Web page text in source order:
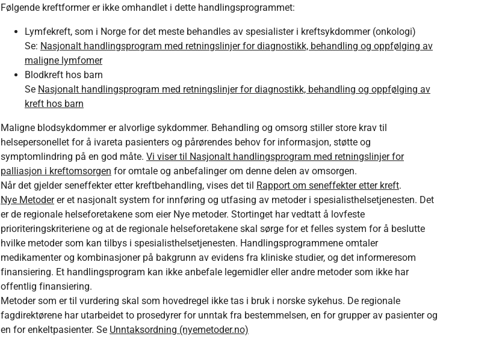
Følgende kreftformer er ikke omhandlet i dette handlingsprogrammet:
Lymfekreft, som i Norge for det meste behandles av spesialister i kreftsykdommer (onkologi)
Se: Nasjonalt handlingsprogram med retningslinjer for diagnostikk, behandling og oppfølging av
maligne lymfomer
Blodkreft hos barn
Se Nasjonalt handlingsprogram med retningslinjer for diagnostikk, behandling og oppfølging av
kreft hos barn
Maligne blodsykdommer er alvorlige sykdommer. Behandling og omsorg stiller store krav til
helsepersonellet for å ivareta pasienters og pårørendes behov for informasjon, støtte og
symptomlindring på en god måte. Vi viser til Nasjonalt handlingsprogram med retningslinjer for
palliasjon i kreftomsorgen for omtale og anbefalinger om denne delen av omsorgen.
Når det gjelder seneffekter etter kreftbehandling, vises det til Rapport om seneffekter etter kreft.
Nye Metoderer et nasjonalt system for innføring og utfasing av metoder i spesialisthelsetjenesten. Det
er de regionale helseforetakene som eier Nye metoder. Stortinget har vedtatt å lovfeste
prioriteringskriteriene og at de regionale helseforetakene skal sørge for et felles system for å beslutte
hvilke metoder som kan tilbys i spesialisthelsetjenesten. Handlingsprogrammene omtaler
medikamenter og kombinasjoner på bakgrunn av evidens fra kliniske studier, og det informeresom
finansiering. Et handlingsprogram kan ikke anbefale legemidler eller andre metoder som ikke har
offentlig finansiering.
Metoder som er til vurdering skal som hovedregel ikke tas i bruk i norske sykehus. De regionale
fagdirektørene har utarbeidet to prosedyrer for unntak fra bestemmelsen, en for grupper av pasienter og
en for enkeltpasienter. Se Unntaksordning (nyemetoder.no)